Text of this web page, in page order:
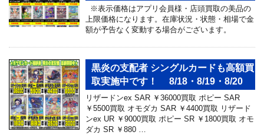
※表示価格はアプリ会員様・店頭買取の美品の
上限価格になります。在庫状況・状態・相場で金
額が予告なく変動する場合がございます。
黒炎の支配者 シングルカードも高額買
取実施中です！ 8/18・8/19・8/20
リザードンex SAR ￥36000買取 ポピー SAR
￥5500買取 オモダカ SAR ￥4400買取 リザード
ンex UR ￥9000買取 ポピー SR ￥1800買取 オモ
ダカ SR ￥880 …